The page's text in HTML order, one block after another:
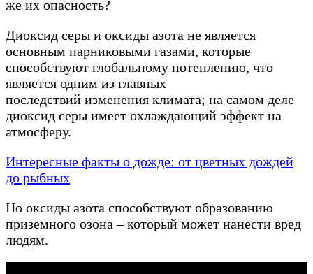
же их опасность?
Диоксид серы и оксиды азота не является
основным парниковыми газами, которые
способствуют глобальному потеплению, что
является одним из главных
последствий изменения климата; на самом деле
диоксид серы имеет охлаждающий эффект на
атмосферу.
Интересные факты о дожде: от цветных дождей
до рыбных
Но оксиды азота способствуют образованию
приземного озона – который может нанести вред
людям.